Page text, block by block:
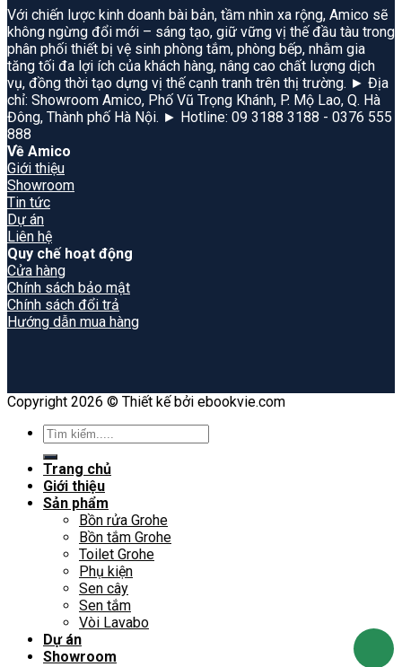
Với chiến lược kinh doanh bài bản, tầm nhìn xa rộng, Amico sẽ
không ngừng đổi mới – sáng tạo, giữ vững vị thế đầu tàu trong
phân phối thiết bị vệ sinh phòng tắm, phòng bếp, nhằm gia
tăng tối đa lợi ích của khách hàng, nâng cao chất lượng dịch
vụ, đồng thời tạo dựng vị thế cạnh tranh trên thị trường. ► Địa
chỉ: Showroom Amico, Phố Vũ Trọng Khánh, P. Mộ Lao, Q. Hà
Đông, Thành phố Hà Nội. ► Hotline: 09 3188 3188 - 0376 555
888
Về Amico
Giới thiệu
Showroom
Tin tức
Dự án
Liên hệ
Quy chế hoạt động
Cửa hàng
Chính sách bảo mật
Chính sách đổi trả
Hướng dẫn mua hàng
Copyright 2026 © Thiết kế bởi ebookvie.com
Search
for:
Trang chủ
Giới thiệu
Sản phẩm
Bồn rửa Grohe
Bồn tắm Grohe
Toilet Grohe
Phụ kiện
Sen cây
Sen tắm
Vòi Lavabo
Dự án
Showroom